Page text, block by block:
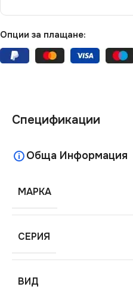
Опции за плащане:
Спецификации
Обща Информация
МАРКА
СЕРИЯ
ВИД